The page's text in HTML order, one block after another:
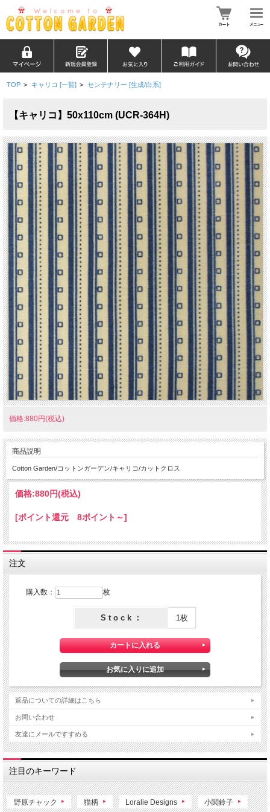
TOP > キャリコ [一覧] > センテナリー [生成/白系]
【キャリコ】50x110cm (UCR-364H)
価格:880円(税込)
商品説明
Cotton Garden/コットンガーデン/キャリコ/カットクロス
価格:880円(税込)
[ポイント還元 8ポイント～]
注文
購入数： 枚
S t o c k ： 1枚
返品についての詳細はこちら
お問い合わせ
友達にメールですすめる
注目のキーワード
野原チャック 猫柄 Loralie Designs 小関鈴子